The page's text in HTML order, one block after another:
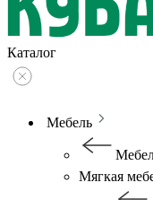
Каталог
Мебель
Мягкая